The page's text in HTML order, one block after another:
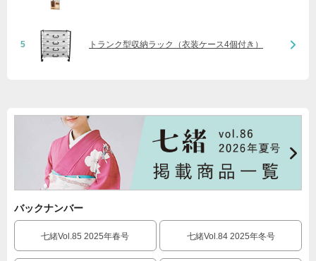
5 トランク型収納ラック（衣装ケース4個付き）
バックナンバー
七緒Vol.85 2025年春号 七緒Vol.84 2025年冬号